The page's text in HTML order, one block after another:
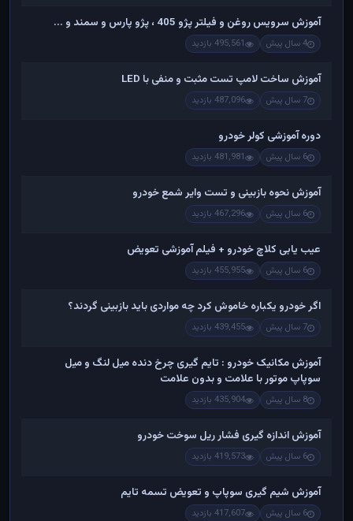
آموزش سرویس روغن و فیلتر پژو 405 ، پژو پارس و سمند و ...
4 سال پیش 495,561 بازدید
آموزش ساخت لامپ تست مثبت و منفی با LED
7 سال پیش 487,096 بازدید
دوره آموزشی کولر خودرو
6 سال پیش 481,981 بازدید
آموزش نحوه بازبینی و تست وایر شمع خودرو
6 سال پیش 467,296 بازدید
عیب یابی کلاچ خودرو + فیلم آموزشی تعویض
6 سال پیش 455,955 بازدید
اگر خودرو یکباره خاموش کرد چه مواردی باید بازبینی گردند؟
7 سال پیش 439,455 بازدید
آموزش مکانیک خودرو : تایم گیری چرخ دنده میل لنگ و میل
سوپاپ موتور با علامت و بدون علامت
8 سال پیش 435,904 بازدید
آموزش اندازه گیری فشار ریل سوخت خودرو
6 سال پیش 419,573 بازدید
آموزش شیم گیری سوپاپ و تعویض تسمه تایم
6 سال پیش 417,607 بازدید